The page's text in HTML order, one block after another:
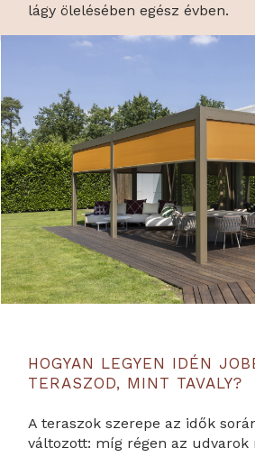
lágy ölelésében egész évben.
HOGYAN LEGYEN IDÉN
TERASZOD, MINT TAVALY?
A teraszok szerepe az idők
változott: míg régen az udvarok